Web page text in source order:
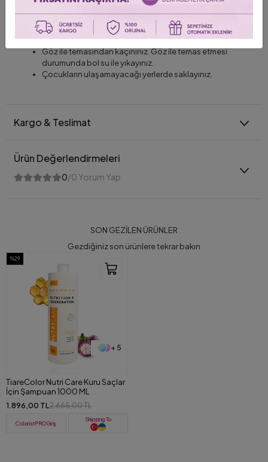
Dikkat Edilmesi Gerekenler
Ürünü kullanmadan önce alerji testi yapmanız önerilir.
Göz ile temasından kaçınınız. Göz ile temas etmesi
durumunda bol su ile yıkayınız.
Çocukların ulaşamayacağı yerlerde saklayınız.
Kargo & Teslimat
Ürün Değerlendirmeleri
0/0 Yorum Yap
SON GEZİLEN ÜRÜNLER
Gezdiğiniz son ürünlere tekrar bakın
%29
+ 5
TiareColor Nutri Care Kuru Saçlar
İçin Şampuan 1000 ML
1.896,00 TL 2.665,00 TL
ColoristPRO Giriş
Shipping To